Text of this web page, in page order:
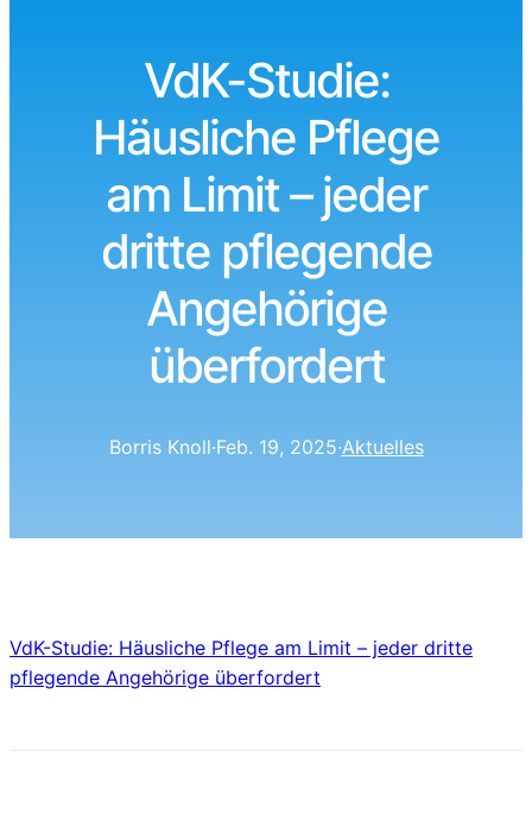
VdK-Studie:
Häusliche Pflege
am Limit – jeder
dritte pflegende
Angehörige
überfordert
Borris Knoll·Feb. 19, 2025·Aktuelles
VdK-Studie: Häusliche Pflege am Limit – jeder dritte
pflegende Angehörige überfordert